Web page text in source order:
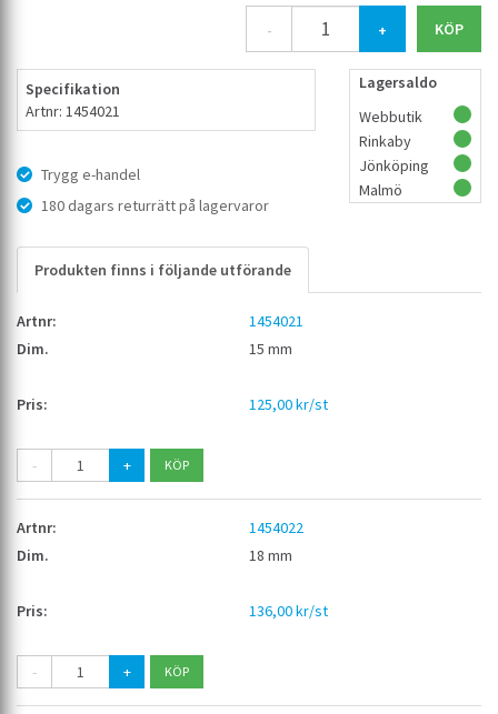
- +
Specifikation
Artnr: 1454021
Trygg e-handel
180 dagars returrätt på lagervaror
Lagersaldo
Webbutik
Rinkaby
Jönköping
Malmö
Produkten finns i följande utförande
1454021
15 mm
125,00 kr/st
- +
1454022
18 mm
136,00 kr/st
- +